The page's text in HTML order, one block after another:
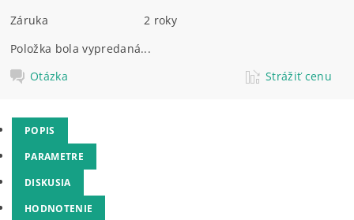
Záruka
2 roky
Položka bola vypredaná...
Otázka
Strážiť cenu
POPIS
PARAMETRE
DISKUSIA
HODNOTENIE